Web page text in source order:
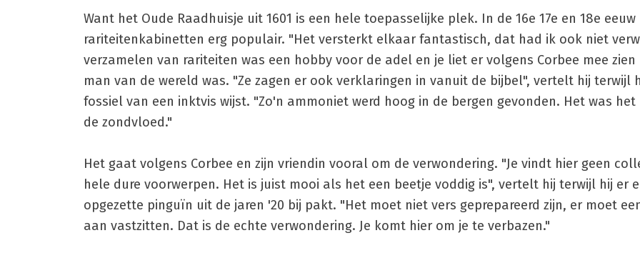
Want het Oude Raadhuisje uit 1601 is een hele toepasselijke plek. In de 16e 17e en 18e
rariteitenkabinetten erg populair. "Het versterkt elkaar fantastisch, dat had ik ook niet
verzamelen van rariteiten was een hobby voor de adel en je liet er volgens Corbee mee
man van de wereld was. "Ze zagen er ook verklaringen in vanuit de bijbel", vertelt hij terwijl
fossiel van een inktvis wijst. "Zo'n ammoniet werd hoog in de bergen gevonden. Het was het
de zondvloed."
Het gaat volgens Corbee en zijn vriendin vooral om de verwondering. "Je vindt hier geen
hele dure voorwerpen. Het is juist mooi als het een beetje voddig is", vertelt hij terwijl hij er
opgezette pinguïn uit de jaren '20 bij pakt. "Het moet niet vers geprepareerd zijn, er moet
aan vastzitten. Dat is de echte verwondering. Je komt hier om je te verbazen."